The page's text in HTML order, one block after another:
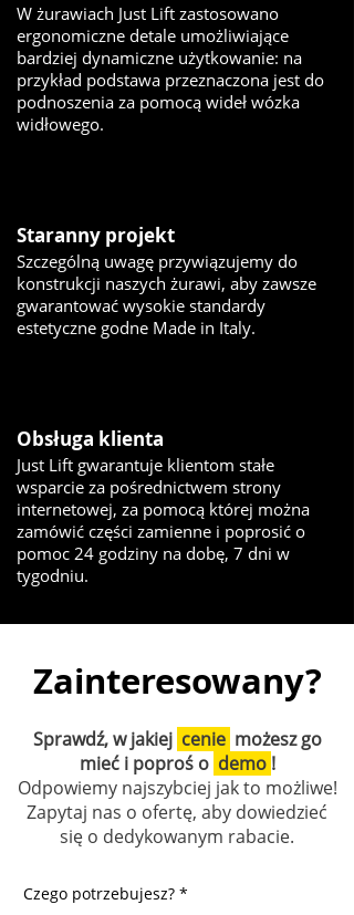
W żurawiach Just Lift zastosowano
ergonomiczne detale umożliwiające
bardziej dynamiczne użytkowanie: na
przykład podstawa przeznaczona jest do
podnoszenia za pomocą wideł wózka
widłowego.
Staranny projekt
Szczególną uwagę przywiązujemy do
konstrukcji naszych żurawi, aby zawsze
gwarantować wysokie standardy
estetyczne godne Made in Italy.
Obsługa klienta
Just Lift gwarantuje klientom stałe
wsparcie za pośrednictwem strony
internetowej, za pomocą której można
zamówić części zamienne i poprosić o
pomoc 24 godziny na dobę, 7 dni w
tygodniu.
Zainteresowany?
Sprawdź, w jakiej cenie możesz go
mieć i poproś o demo !
Odpowiemy najszybciej jak to możliwe!
Zapytaj nas o ofertę, aby dowiedzieć
się o dedykowanym rabacie.
Czego potrzebujesz? *